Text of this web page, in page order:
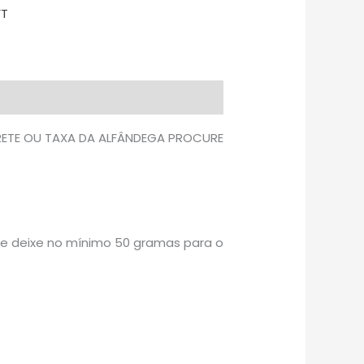
OU TAXA DA ALFÂNDEGA PROCURE
deixe no mínimo 50 gramas para o